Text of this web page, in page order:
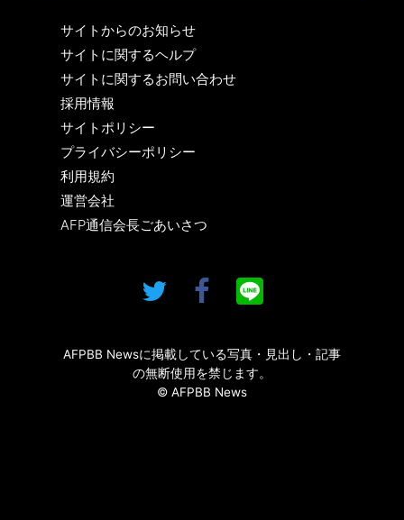
サイトからのお知らせ
サイトに関するヘルプ
サイトに関するお問い合わせ
採用情報
サイトポリシー
プライバシーポリシー
利用規約
運営会社
AFP通信会長ごあいさつ
AFPBB Newsに掲載している写真・見出し・記事
の無断使用を禁じます。
© AFPBB News